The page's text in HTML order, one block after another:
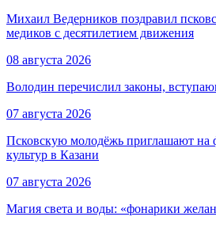
Михаил Ведерников поздравил
медиков с десятилетием движения
08 августа 2026
Володин перечислил законы,
07 августа 2026
Псковскую молодёжь приглашают на
культур в Казани
07 августа 2026
Магия света и воды: «фонарики